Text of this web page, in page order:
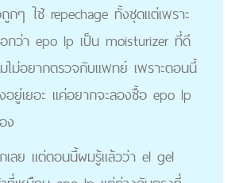
กๆ ใช้ repechage ทั้งชุดแต่เพราะ
กว่า epo lp เป็น moisturizer ที่ดี
ม่อยากตรวจกับแพทย์ เพราะตอนนี้
อยู่เยอะ แค่อยากจะลองซื้อ epo lp
ง
เลย แต่ตอนนี้ผมรู้แล้วว่า el gel